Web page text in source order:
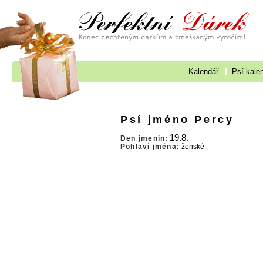
Kalendář Psí
Psí jméno Percy
Den jmenin: 19.8.
Pohlaví jména: ženské